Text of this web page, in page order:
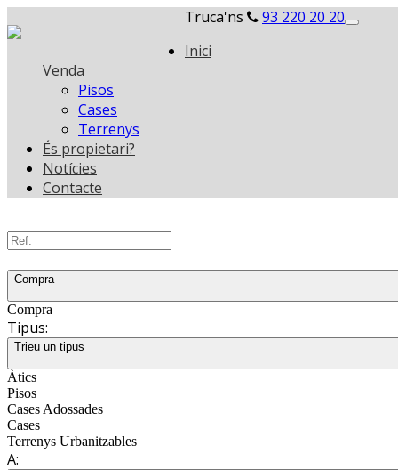
Truca'ns 93 220 20 20
Toggle
Inici
Venda
Pisos
Cases
Terrenys
És propietari?
Notícies
Contacte
Compra
Compra
Tipus:
Trieu un tipus
Àtics
Pisos
Cases Adossades
Cases
Terrenys Urbanitzables
A: